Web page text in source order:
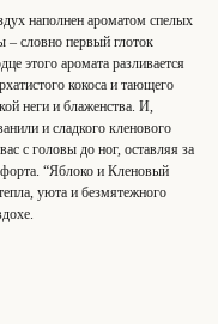
наполнен ароматом спелых
– словно первый глоток
этого аромата разливается
кокоса и тающего
неги и блаженства. И,
и сладкого кленового
с головы до ног, оставляя за
“Яблоко и Кленовый
уюта и безмятежного